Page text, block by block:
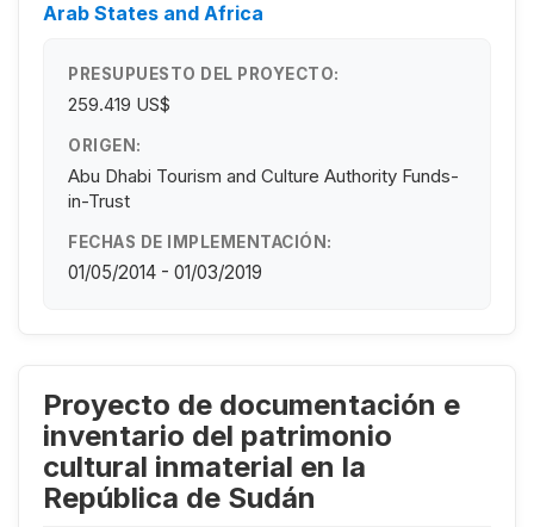
Arab States and Africa
PRESUPUESTO DEL PROYECTO:
259.419 US$
ORIGEN:
Abu Dhabi Tourism and Culture Authority Funds-
in-Trust
FECHAS DE IMPLEMENTACIÓN:
01/05/2014 - 01/03/2019
Proyecto de documentación e
inventario del patrimonio
cultural inmaterial en la
República de Sudán